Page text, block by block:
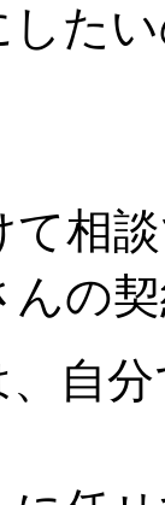
した
て相
の
自